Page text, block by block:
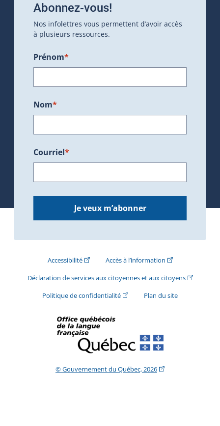
Abonnez-vous!
Nos infolettres vous permettent d’avoir accès
à plusieurs ressources.
Prénom*
Nom*
Courriel*
Je veux m’abonner
Accessibilité(Cet hyperlien externe s'ouvrira dans une
Accès à l’information(Cet hyperlien
Déclaration de services aux citoyennes et aux citoyens(Cet
Politique de confidentialité(Cet hyperlien externe s'ouvrira
Plan du site
© Gouvernement du Québec, 2026(Cet hyperlien